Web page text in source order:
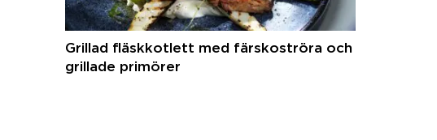
Grillad fläskkotlett med färskoströra och
grillade primörer